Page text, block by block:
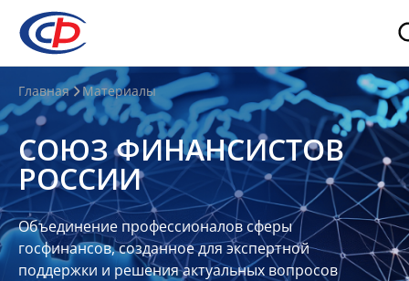
О
нас
О
СФР
Совет
Союза
Участники
Главная Материалы
СОЮЗ ФИНАНСИСТОВ
РОССИИ
Объединение профессионалов сферы
госфинансов, созданное для экспертной
поддержки и решения актуальных вопросов